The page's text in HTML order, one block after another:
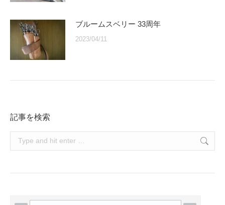
ブルームスベリー 33周年
2023/04/11
記事を検索
Search: